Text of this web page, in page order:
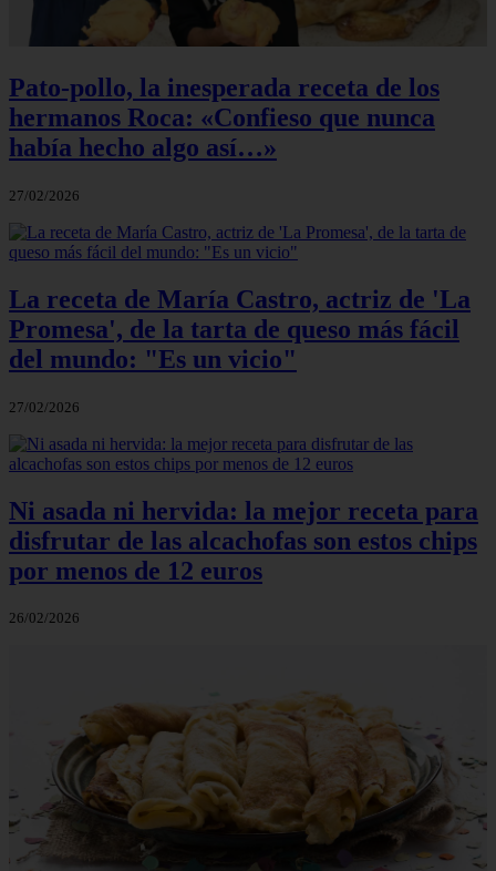
Pato-pollo, la inesperada receta de los
hermanos Roca: «Confieso que nunca
había hecho algo así…»
27/02/2026
La receta de María Castro, actriz de 'La
Promesa', de la tarta de queso más fácil
del mundo: "Es un vicio"
27/02/2026
Ni asada ni hervida: la mejor receta para
disfrutar de las alcachofas son estos chips
por menos de 12 euros
26/02/2026